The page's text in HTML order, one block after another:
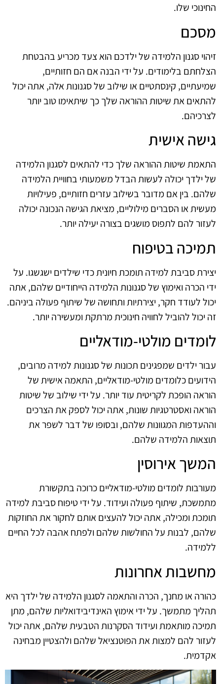
החינוכי שלו.
מסכם
זיהוי סגנון הלמידה של ילדכם הוא צעד מכריע בהבטחת
הצלחתם בלימודים. על ידי הבנה אם הם חזותיים,
שמיעתיים, קינסתטיים או שילוב של סגנונות אלה, אתה יכול
להתאים את שיטות ההוראה שלך כך שיתאימו טוב יותר
לצרכיהם.
גישה אישית
התאמת שיטות ההוראה שלך כדי להתאים לסגנון הלמידה
של ילדך יכולה לעשות הבדל משמעותי בחוויית הלמידה
שלהם. בין אם מדובר בשילוב עזרים חזותיים, פעילויות
מעשית או הסברים מילוליים, מציאת הגישה הנכונה יכולה
לעזור להם לתפוס מושגים בצורה יעילה יותר.
תמיכה בטיפוח
יצירת סביבת למידה תומכת חיונית כדי שילדים ישגשגו. על
ידי הכרה ואימוץ של סגנונות הלמידה הייחודיים שלהם, אתה
יכול לעודד חקר, יצירתיות ותחושה של שיתוף פעולה ביניהם.
זה יכול להוביל לחוויה חינוכית מרתקת ומעשירה יותר.
לומדים מולטי-מודאליים
עבור ילדים שמפגינים תכונות של סגנונות למידה מרובים,
הידועים כלומדים מולטי-מודאליים, התאמה אישית של
הוראה הופכת לקריטית עוד יותר. על ידי שילוב של שיטות
הוראה ואסטרטגיות שונות, אתה יכול לספק את הצרכים
וההעדפות המגוונות שלהם, ובסופו של דבר לשפר את
תוצאות הלמידה שלהם.
המשך אירוסין
מעורבות לומדים מולטי-מודאליים כרוכה בתקשורת
מתמשכת, שיתוף פעולה ועידוד. על ידי טיפוח סביבת למידה
תומכת ומכילה, אתה יכול להעצים אותם לחקור את החוזקות
שלהם, לבנות על החולשות שלהם ולפתח אהבה לכל החיים
ללמידה.
מחשבות אחרונות
כהורה או מחנך, הכרה והתאמה לסגנון הלמידה של ילדך היא
תהליך מתמשך. על ידי אימוץ האינדיבידואליות שלהם, מתן
תמיכה מותאמת ועידוד הסקרנות הטבעית שלהם, אתה יכול
לעזור להם למצות את הפוטנציאל שלהם ולהצטיין מבחינה
אקדמית.